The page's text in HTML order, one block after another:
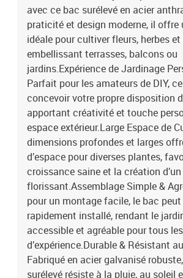
avec ce bac surélevé en acier
praticité et design moderne, il offre
idéale pour cultiver fleurs, herbes et
embellissant terrasses, balcons ou
jardins.Expérience de Jardinage
Parfait pour les amateurs de DIY,
concevoir votre propre disposition
apportant créativité et touche
espace extérieur.Large Espace de
dimensions profondes et larges
d’espace pour diverses plantes,
croissance saine et la création
florissant.Assemblage Simple &
pour un montage facile, le bac
rapidement installé, rendant le
accessible et agréable pour tous
d’expérience.Durable & Résistant
Fabriqué en acier galvanisé
surélevé résiste à la pluie, au soleil